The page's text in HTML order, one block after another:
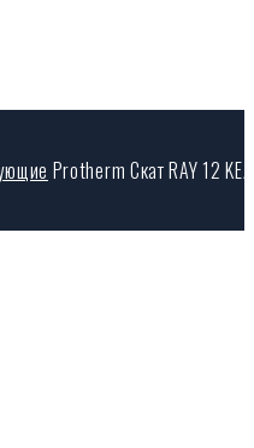
Protherm Скат RAY 12